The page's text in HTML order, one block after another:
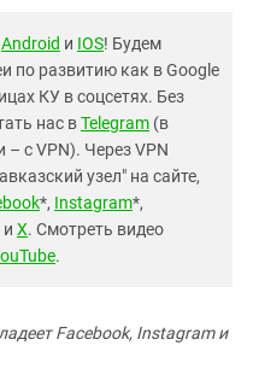
Android и IOS! Будем
по развитию как в Google
КУ в соцсетях. Без
нас вTelegram (в
– с VPN). Через VPN
узел" на сайте,
*, Instagram*,
и X. Смотреть видео
.
Facebook, Instagram и